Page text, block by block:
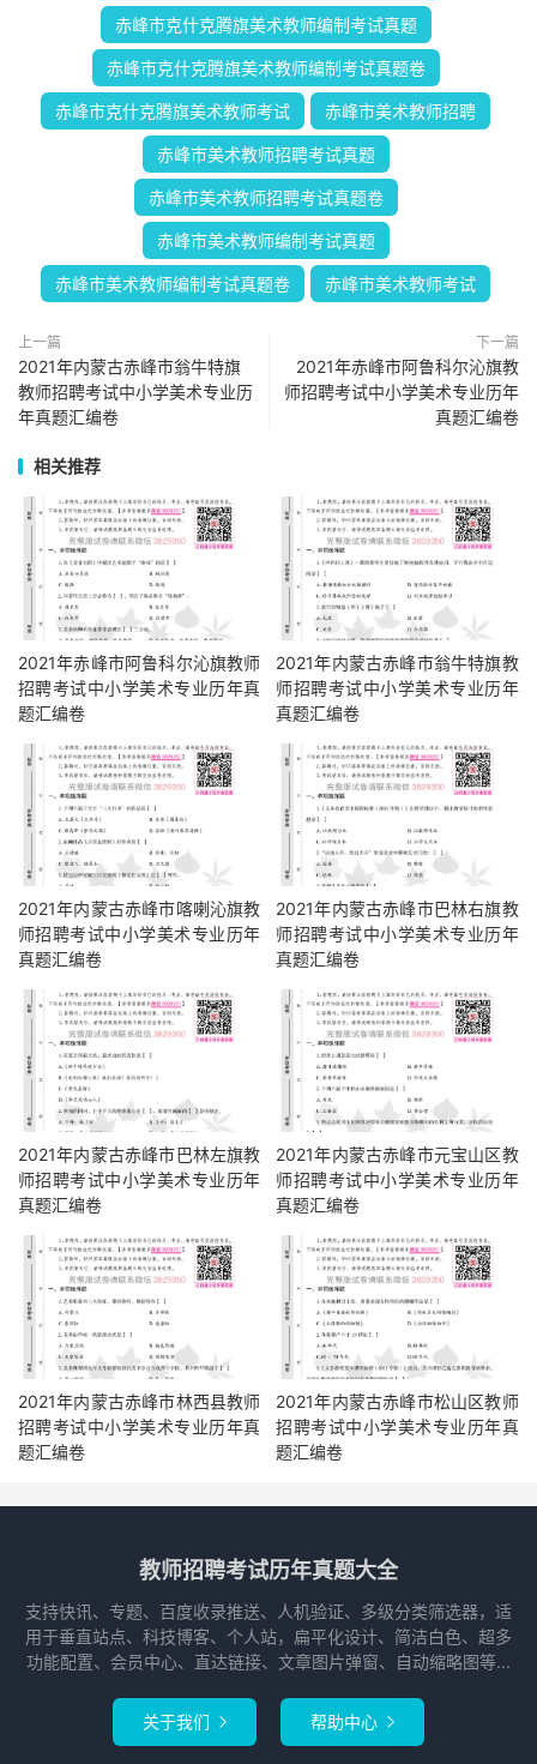
赤峰市克什克腾旗美术教师编制考试真题
赤峰市克什克腾旗美术教师编制考试真题卷
赤峰市克什克腾旗美术教师考试 赤峰市美术教师招聘
赤峰市美术教师招聘考试真题
赤峰市美术教师招聘考试真题卷
赤峰市美术教师编制考试真题
赤峰市美术教师编制考试真题卷 赤峰市美术教师考试
上一篇
2021年内蒙古赤峰市翁牛特旗
教师招聘考试中小学美术专业历
年真题汇编卷
下一篇
2021年赤峰市阿鲁科尔沁旗教
师招聘考试中小学美术专业历年
真题汇编卷
相关推荐
2021年赤峰市阿鲁科尔沁旗教师
招聘考试中小学美术专业历年真
题汇编卷
2021年内蒙古赤峰市翁牛特旗教
师招聘考试中小学美术专业历年
真题汇编卷
2021年内蒙古赤峰市喀喇沁旗教
师招聘考试中小学美术专业历年
真题汇编卷
2021年内蒙古赤峰市巴林右旗教
师招聘考试中小学美术专业历年
真题汇编卷
2021年内蒙古赤峰市巴林左旗教
师招聘考试中小学美术专业历年
真题汇编卷
2021年内蒙古赤峰市元宝山区教
师招聘考试中小学美术专业历年
真题汇编卷
2021年内蒙古赤峰市林西县教师
招聘考试中小学美术专业历年真
题汇编卷
2021年内蒙古赤峰市松山区教师
招聘考试中小学美术专业历年真
题汇编卷
教师招聘考试历年真题大全
支持快讯、专题、百度收录推送、人机验证、多级分类筛选器，适
用于垂直站点、科技博客、个人站，扁平化设计、简洁白色、超多
功能配置、会员中心、直达链接、文章图片弹窗、自动缩略图等...
关于我们  帮助中心 